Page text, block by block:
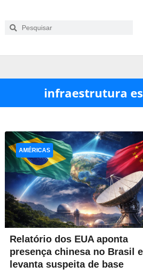
infraestrutura
Relatório dos EUA aponta
presença chinesa no Brasil e
levanta suspeita de base
AMÉRICAS